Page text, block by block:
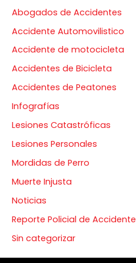
Abogados de Accidentes
Accidente Automovilistico
Accidente de motocicleta
Accidentes de Bicicleta
Accidentes de Peatones
Infografías
Lesiones Catastróficas
Lesiones Personales
Mordidas de Perro
Muerte Injusta
Noticias
Reporte Policial de Accidente
Sin categorizar